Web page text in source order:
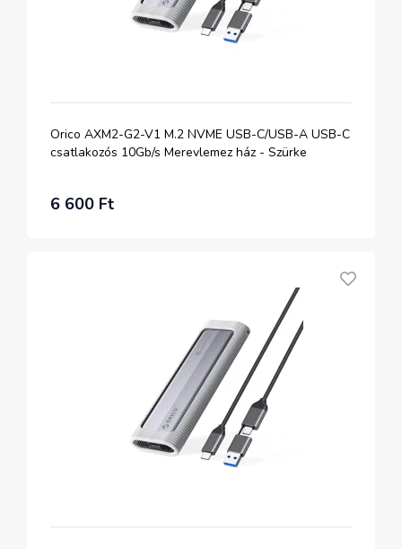
Orico AXM2-G2-V1 M.2 NVME USB-C/USB-A USB-C
csatlakozós 10Gb/s Merevlemez ház - Szürke
6 600 Ft